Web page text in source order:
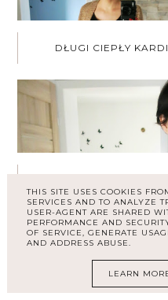
DŁUGI CIEPŁY
+ ŻYCZENIA ORAZ
KOBIET
ŁĄCZNA
THIS SITE USES COOKIES
SERVICES AND TO ANALYZE
USER-AGENT ARE SHARED
PERFORMANCE AND
OF SERVICE, GENERATE
AND ADDRESS ABUSE.
LEARN